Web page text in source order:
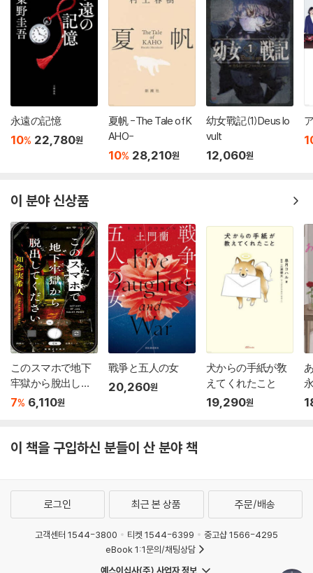
永遠の記憶
10% 22,780원
夏帆 -The Tale of K
AHO-
10% 28,210원
幼女戰記(1)Deus lo
vult
12,060원
이 분야 신상품
このスマホで地下
牢獄から脫出して
ください
7% 6,110원
戰爭と五人の女
20,260원
犬からの手紙が敎
えてくれたこと
19,290원
이 책을 구입하신 분들이 산 분야 책
로그인 최근 본 상품 주문/배송
고객센터 1544-3800 티켓 1544-6399
중고샵 1566-4295
eBook 1:1문의/채팅상담
예스이십사(주) 사업자 정보